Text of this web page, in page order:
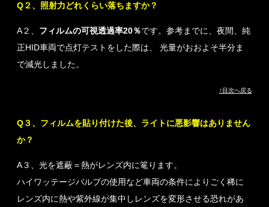
Q２、照射力どれくらい落ちますか？
A２、 フィルムの可視透過率20％です。参考までに、夜間、純
正HID車両で点灯テストをした際は、 光量がおおよそ半分ま
で減光しました。
↑目次へ戻る
Q３、フィルムを貼り付けた後、ライトに悪影響はありません
か？
A３、光を遮蔽＝熱がレンズ内に篭ります。
ハイワッテージバルブの使用など車両の条件によりごく稀に
レンズ内に熱や紫外線が集中しレンズを変形させる恐れがあ